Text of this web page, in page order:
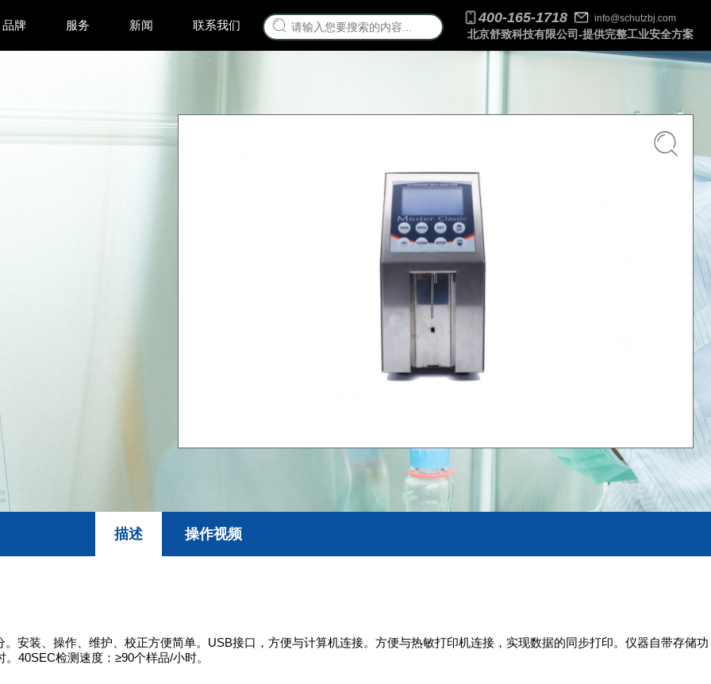
品牌 服务 新闻 联系我们 400-165-1718 info@schutzbj.com
北京舒致科技有限公司-提供完整工业安全方案
描述 操作视频
安装、操作、维护、校正方便简单。USB接口，方便与计算机连接。方便与热敏打印机连接，实现数据的同步打印。仪器自带存储功
40SEC检测速度：≥90个样品/小时。